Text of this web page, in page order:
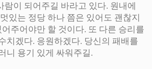
람이 되어주길 바라고 있다. 원내에
있는 정당 하나 쯤은 있어도 괜찮지
주어야만 할 것이다. 또 다른 승리를
치겠다. 응원하겠다. 당신의 패배를
니 용기 있게 싸워주길.